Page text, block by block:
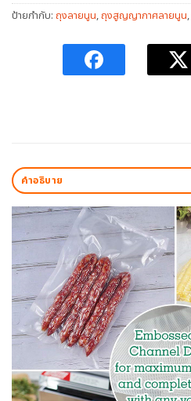
ป้ายกำกับ: ถุงลายนูน,ถุงสูญญากาศลายนูน,
คำอธิบาย